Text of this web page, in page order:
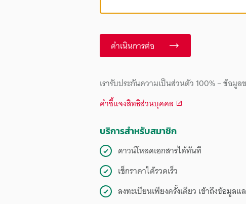
ดำเนินการต่อ
เรารับประกันความเป็นส่วนตัว 100% – ข้อมู
คำชี้แจงสิทธิส่วนบุคคล
บริการสำหรับสมาชิก
ดาวน์โหลดเอกสารได้ทันที
เช็กราคาได้รวดเร็ว
ลงทะเบียนเพียงครั้งเดียว เข้าถึงข้อมูล